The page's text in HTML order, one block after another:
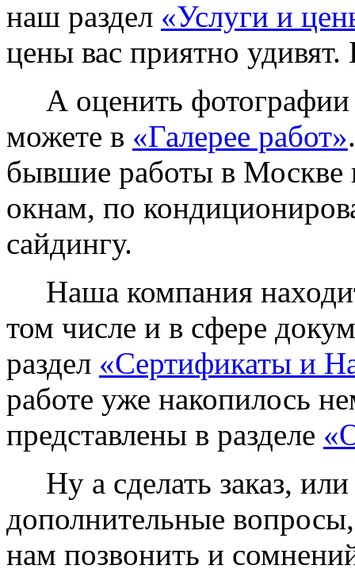
наш раздел «Услуги и
цены вас приятно
А оценить фотографии
можете в «Галерее работ»
бывшие работы в Москве
окнам, по
сайдингу.
Наша компания
том числе и в сфере
раздел «Сертификаты и
работе уже накопилось
представлены в разделе
Ну а сделать заказ, или
дополнительные вопросы,
нам позвонить и